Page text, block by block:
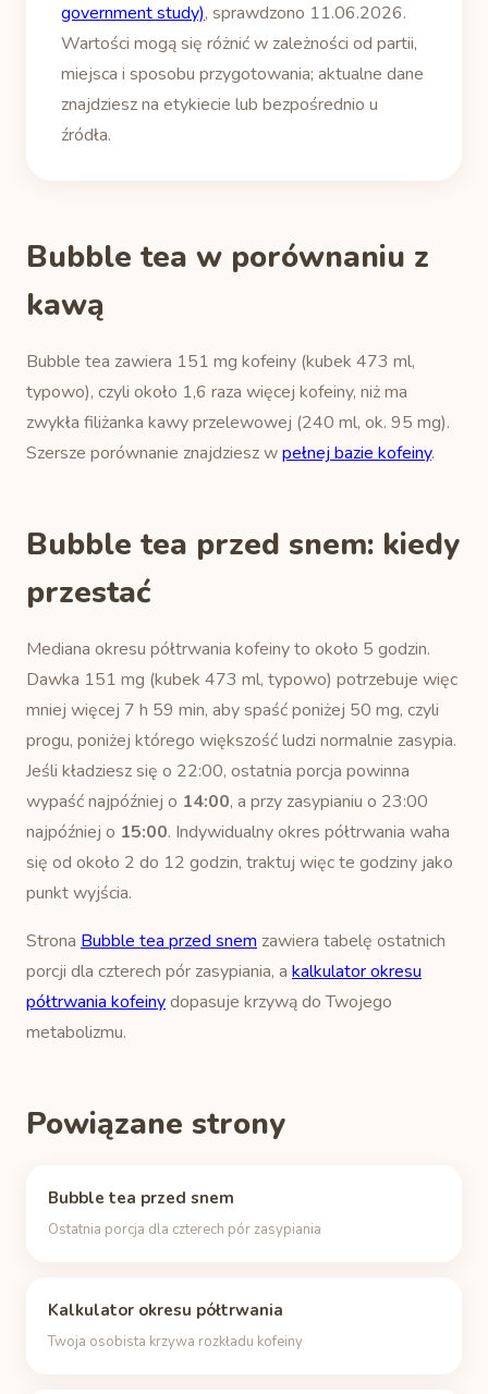
government study), sprawdzono 11.06.2026.
Wartości mogą się różnić w zależności od partii,
miejsca i sposobu przygotowania; aktualne dane
znajdziesz na etykiecie lub bezpośrednio u
źródła.
Bubble tea w porównaniu z
kawą
Bubble tea zawiera 151 mg kofeiny (kubek 473 ml,
typowo), czyli około 1,6 raza więcej kofeiny, niż ma
zwykła filiżanka kawy przelewowej (240 ml, ok. 95 mg).
Szersze porównanie znajdziesz wpełnej bazie kofeiny.
Bubble tea przed snem: kiedy
przestać
Mediana okresu półtrwania kofeiny to około 5 godzin.
Dawka 151 mg (kubek 473 ml, typowo) potrzebuje więc
mniej więcej 7 h 59 min, aby spaść poniżej 50 mg, czyli
progu, poniżej którego większość ludzi normalnie zasypia.
Jeśli kładziesz się o 22:00, ostatnia porcja powinna
wypaść najpóźniej o 14:00, a przy zasypianiu o 23:00
najpóźniej o 15:00. Indywidualny okres półtrwania waha
się od około 2 do 12 godzin, traktuj więc te godziny jako
punkt wyjścia.
Strona Bubble tea przed snem zawiera tabelę ostatnich
porcji dla czterech pór zasypiania, a kalkulator okresu
półtrwania kofeinydopasuje krzywą do Twojego
metabolizmu.
Powiązane strony
Bubble tea przed snem
Ostatnia porcja dla czterech pór zasypiania
Kalkulator okresu półtrwania
Twoja osobista krzywa rozkładu kofeiny